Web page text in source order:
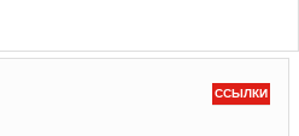
ССЫЛКИ